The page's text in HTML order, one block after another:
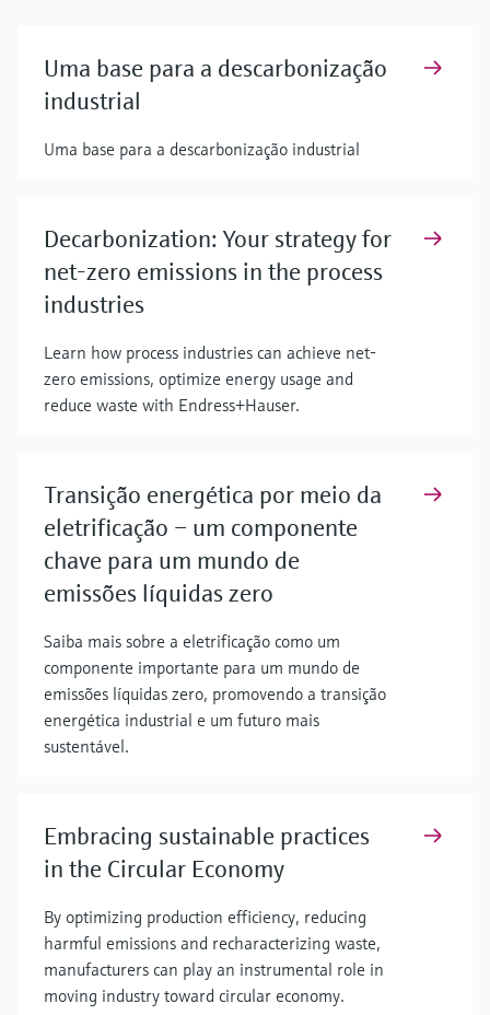
Uma base para a descarbonização
industrial
Uma base para a descarbonização industrial
Decarbonization: Your strategy for
net-zero emissions in the process
industries
Learn how process industries can achieve net-
zero emissions, optimize energy usage and
reduce waste with Endress+Hauser.
Transição energética por meio da
eletrificação – um componente
chave para um mundo de
emissões líquidas zero
Saiba mais sobre a eletrificação como um
componente importante para um mundo de
emissões líquidas zero, promovendo a transição
energética industrial e um futuro mais
sustentável.
Embracing sustainable practices
in the Circular Economy
By optimizing production efficiency, reducing
harmful emissions and recharacterizing waste,
manufacturers can play an instrumental role in
moving industry toward circular economy.